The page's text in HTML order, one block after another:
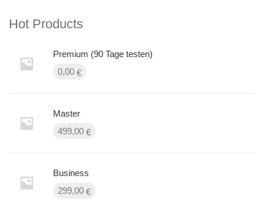
Hot Products
Premium (90 Tage testen)
0,00 €
Master
499,00 €
Business
299,00 €